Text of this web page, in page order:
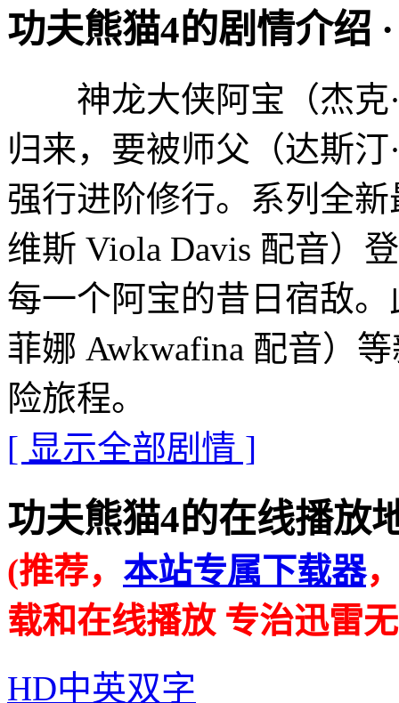
功夫熊猫4的剧情介绍 ·
神龙大侠阿宝（杰克·
归来，要被师父（达斯汀
强行进阶修行。系列全
维斯 Viola Davis 配音）
每一个阿宝的昔日宿敌
菲娜 Awkwafina 配音）
险旅程。
[ 显示全部剧情 ]
功夫熊猫4的在线播放地
(推荐， 本站专属下载器
载和在线播放 专治迅雷
HD中英双字